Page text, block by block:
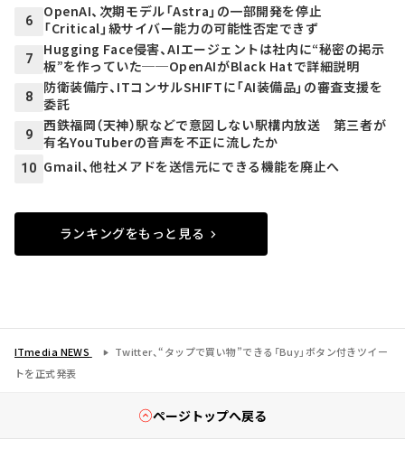
6
OpenAI、次期モデル「Astra」の一部開発を停止
「Critical」級サイバー能力の可能性否定できず
7
Hugging Face侵害、AIエージェントは社内に“秘密の掲示
板”を作っていた──OpenAIがBlack Hatで詳細説明
8
防衛装備庁、ITコンサルSHIFTに「AI装備品」の審査支援を
委託
9
西鉄福岡（天神）駅などで意図しない駅構内放送 第三者が
有名YouTuberの音声を不正に流したか
10 Gmail、他社メアドを送信元にできる機能を廃止へ
ランキングをもっと見る
ITmedia NEWS
Twitter、“タップで買い物”できる「Buy」ボタン付きツイー
トを正式発表
ページトップへ戻る